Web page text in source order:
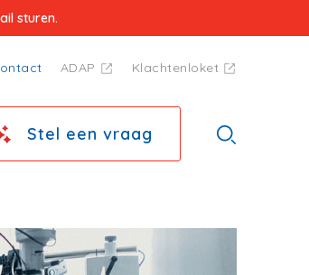
sturen.
ADAP Klachtenloket
Stel een vraag